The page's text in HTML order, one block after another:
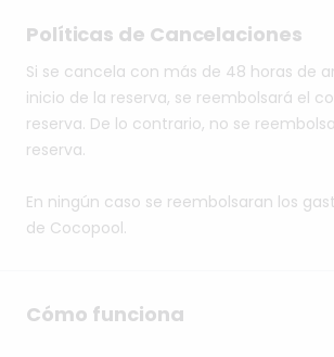
Políticas de Cancelaciones
Si se cancela con más de 48 horas de
inicio de la reserva, se reembolsará el
reserva. De lo contrario, no se
reserva.
En ningún caso se reembolsaran los
de Cocopool.
Cómo funciona